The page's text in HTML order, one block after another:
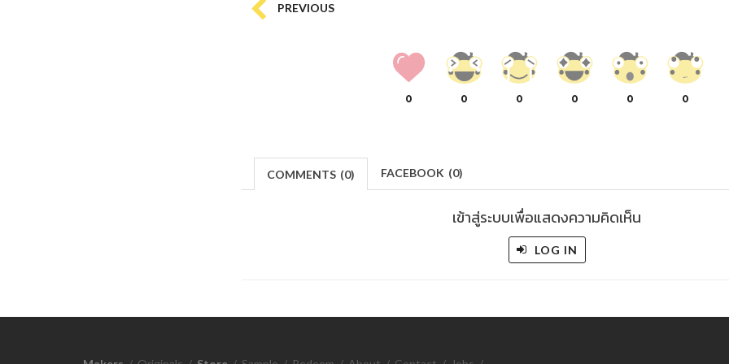
PREVIOUS
0 0 0 0 0 0
COMMENTS (0) FACEBOOK (0)
เข้าสู่ระบบเพื่อแสดงความคิดเห็น
LOG IN